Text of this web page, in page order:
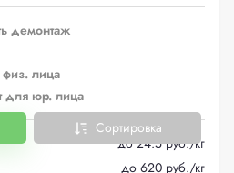
демонтаж
физ. лица
для юр. лица
до 24.5 руб./кг
до 620 руб./кг
Сортировка